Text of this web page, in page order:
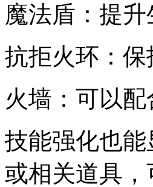
魔法盾：提
抗拒火环：
火墙：可以
技能强化也
或相关道具